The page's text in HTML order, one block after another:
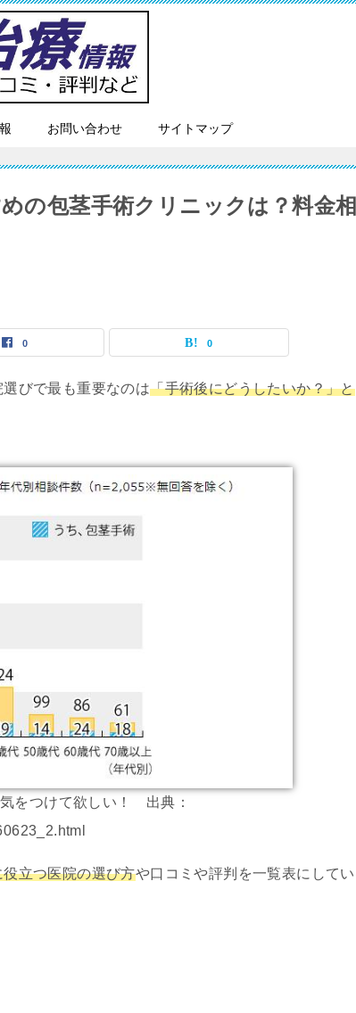
お問い合わせ サイトマップ
の包茎手術クリニックは？料金相
0 0
びで最も重要なのは「手術後にどうしたいか？」と
をつけて欲しい！ 出典：
立つ医院の選び方や口コミや評判を一覧表にしてい